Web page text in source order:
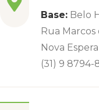
Base: Belo
Rua Marcos
Nova
(31) 9 8794-